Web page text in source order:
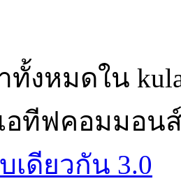
ทั้งหมดใน
อทีฟคอมมอน
ดียวกัน 3.0